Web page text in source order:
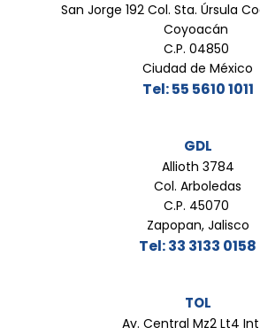
San Jorge 192 Col. Sta. Úrsula
Coyoacán
C.P. 04850
Ciudad de México
Tel: 55 5610 1011
GDL
Allioth 3784
Col. Arboledas
C.P. 45070
Zapopan, Jalisco
Tel: 33 3133 0158
TOL
Av. Central Mz2 Lt4 Int